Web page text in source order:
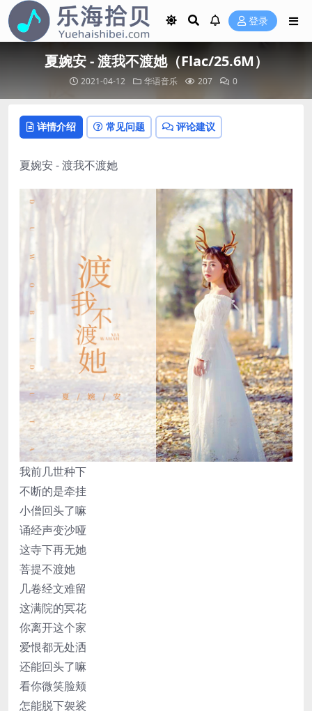
登录
夏婉安 - 渡我不渡她（Flac/25.6M）
2021-04-12 华语音乐 207 0
详情介绍 常见问题 评论建议
夏婉安 - 渡我不渡她
我前几世种下
不断的是牵挂
小僧回头了嘛
诵经声变沙哑
这寺下再无她
菩提不渡她
几卷经文难留
这满院的冥花
你离开这个家
爱恨都无处洒
还能回头了嘛
看你微笑脸颊
怎能脱下袈裟